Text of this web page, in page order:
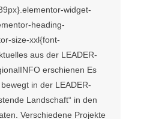
widget-
heading-
size-xxl{font-
aus der LEADER-
erschienen Es
in der LEADER-
Landschaft“ in den
Verschiedene Projekte